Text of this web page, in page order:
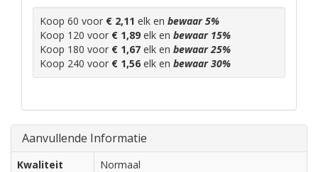
Koop 60 voor € 2,11 elk en bewaar5%
Koop 120 voor € 1,89 elk en bewaar 15%
Koop 180 voor € 1,67 elk en bewaar25%
Koop 240 voor € 1,56 elk en bewaar30%
Aanvullende Informatie
Kwaliteit
Normaal